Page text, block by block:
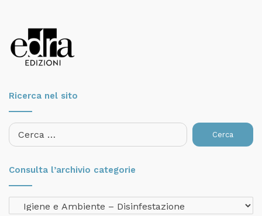
Ricerca nel sito
Ricerca
per:
Consulta l’archivio categorie
Consulta